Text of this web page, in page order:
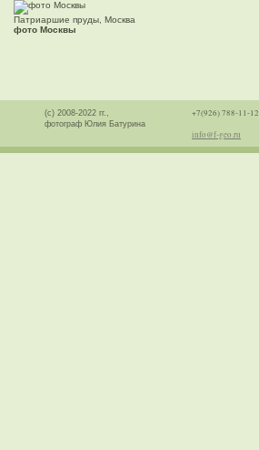
Патриаршие пруды, Москва
фото Москвы
(с) 2008-2022 гг.,
фотограф Юлия Батурина
+7(926) 788-11-12
info@f-geo.ru